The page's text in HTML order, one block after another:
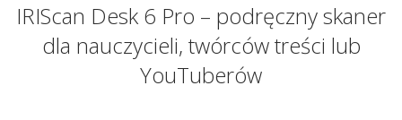
IRIScan Desk 6 Pro – podręczny skaner
dla nauczycieli, twórców treści lub
YouTuberów